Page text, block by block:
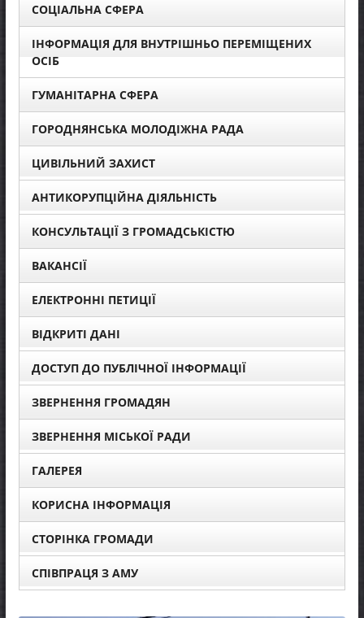
СОЦІАЛЬНА СФЕРА
ІНФОРМАЦІЯ ДЛЯ ВНУТРІШНЬО ПЕРЕМІЩЕНИХ
ОСІБ
ГУМАНІТАРНА СФЕРА
ГОРОДНЯНСЬКА МОЛОДІЖНА РАДА
ЦИВІЛЬНИЙ ЗАХИСТ
АНТИКОРУПЦІЙНА ДІЯЛЬНІСТЬ
КОНСУЛЬТАЦІЇ З ГРОМАДСЬКІСТЮ
ВАКАНСІЇ
ЕЛЕКТРОННІ ПЕТИЦІЇ
ВІДКРИТІ ДАНІ
ДОСТУП ДО ПУБЛІЧНОЇ ІНФОРМАЦІЇ
ЗВЕРНЕННЯ ГРОМАДЯН
ЗВЕРНЕННЯ МІСЬКОЇ РАДИ
ГАЛЕРЕЯ
КОРИСНА ІНФОРМАЦІЯ
СТОРІНКА ГРОМАДИ
СПІВПРАЦЯ З АМУ